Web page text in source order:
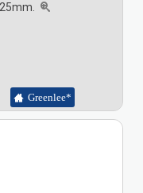
Greenlee*